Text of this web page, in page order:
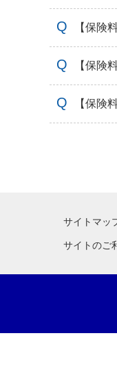
【保険
【保険
【保険
サイトマッ
サイトのご